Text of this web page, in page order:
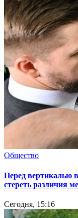
Общество
Перед вертикалью
стереть различия
Сегодня, 15:16